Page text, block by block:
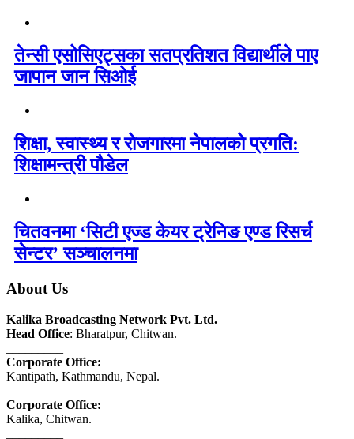
तेन्सी एसोसिएट्सका सतप्रतिशत विद्यार्थीले पाए
जापान जान सिओई
शिक्षा, स्वास्थ्य र रोजगारमा नेपालको प्रगति:
शिक्षामन्त्री पौडेल
चितवनमा ‘सिटी एज्ड केयर ट्रेनिङ एण्ड रिसर्च
सेन्टर’ सञ्चालनमा
About Us
Kalika Broadcasting Network Pvt. Ltd.
Head Office: Bharatpur, Chitwan.
Corporate Office:
Kantipath, Kathmandu, Nepal.
Corporate Office:
Kalika, Chitwan.